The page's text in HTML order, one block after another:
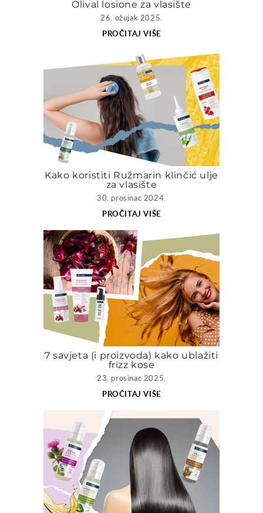
Olival losione za vlasište
26. ožujak 2025.
PROČITAJ VIŠE
Kako koristiti Ružmarin klinčić ulje
za vlasište
30. prosinac 2024.
PROČITAJ VIŠE
7 savjeta (i proizvoda) kako ublažiti
frizz kose
23. prosinac 2025.
PROČITAJ VIŠE